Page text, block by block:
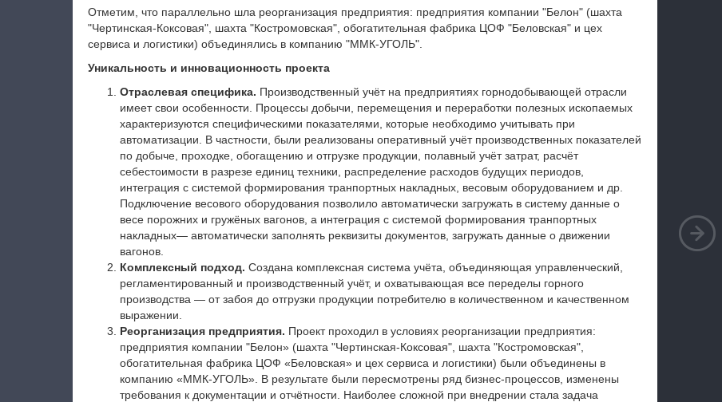
Отметим, что параллельно шла реорганизация предприятия: предприятия компании "Белон" (шахта
"Чертинская-Коксовая", шахта "Костромовская", обогатительная фабрика ЦОФ "Беловская" и цех
сервиса и логистики) объединялись в компанию "ММК-УГОЛЬ".
Уникальность и инновационность проекта
Отраслевая специфика. Производственный учёт на предприятиях горнодобывающей отрасли
имеет свои особенности. Процессы добычи, перемещения и переработки полезных ископаемых
характеризуются специфическими показателями, которые необходимо учитывать при
автоматизации. В частности, были реализованы оперативный учёт производственных показателей
по добыче, проходке, обогащению и отгрузке продукции, полавный учёт затрат, расчёт
себестоимости в разрезе единиц техники, распределение расходов будущих периодов,
интеграция с системой формирования транпортных накладных, весовым оборудованием и др.
Подключение весового оборудования позволило автоматически загружать в систему данные о
весе порожних и гружёных вагонов, а интеграция с системой формирования транпортных
накладных— автоматически заполнять реквизиты документов, загружать данные о движении
вагонов.
Комплексный подход. Создана комплексная система учёта, объединяющая управленческий,
регламентированный и производственный учёт, и охватывающая все переделы горного
производства — от забоя до отгрузки продукции потребителю в количественном и качественном
выражении.
Реорганизация предприятия. Проект проходил в условиях реорганизации предприятия:
предприятия компании "Белон» (шахта "Чертинская-Коксовая", шахта "Костромовская",
обогатительная фабрика ЦОФ «Беловская» и цех сервиса и логистики) были объединены в
компанию «ММК-УГОЛЬ». В результате были пересмотрены ряд бизнес-процессов, изменены
требования к документации и отчётности. Наиболее сложной при внедрении стала задача